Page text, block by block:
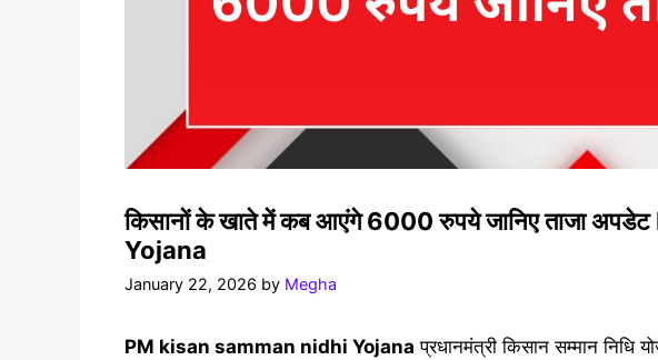
किसानों के खाते में कब आएंगे 6000 रुपये जानिए ताजा
Yojana
January 22, 2026 by Megha
PM kisan samman nidhi Yojana प्रधानमंत्री किसान सम्मान निधि